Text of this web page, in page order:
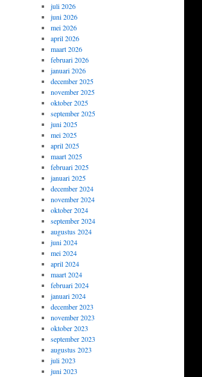
juli 2026
juni 2026
mei 2026
april 2026
maart 2026
februari 2026
januari 2026
december 2025
november 2025
oktober 2025
september 2025
juni 2025
mei 2025
april 2025
maart 2025
februari 2025
januari 2025
december 2024
november 2024
oktober 2024
september 2024
augustus 2024
juni 2024
mei 2024
april 2024
maart 2024
februari 2024
januari 2024
december 2023
november 2023
oktober 2023
september 2023
augustus 2023
juli 2023
juni 2023